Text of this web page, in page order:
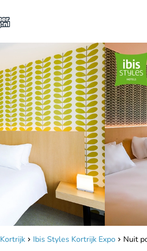
Kortrijk Ibis Styles Kortrijk Expo Nuit